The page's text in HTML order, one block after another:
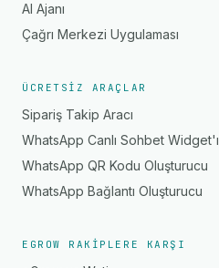
AI Ajanı
Çağrı Merkezi Uygulaması
ÜCRETSIZ ARAÇLAR
Sipariş Takip Aracı
WhatsApp Canlı Sohbet Widget'ı
WhatsApp QR Kodu Oluşturucu
WhatsApp Bağlantı Oluşturucu
EGROW RAKIPLERE KARŞI